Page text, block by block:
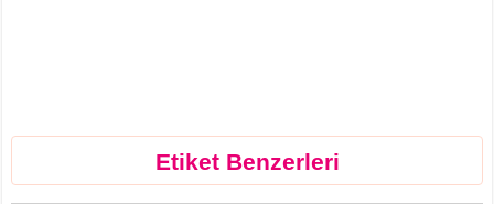
Etiket Benzerleri